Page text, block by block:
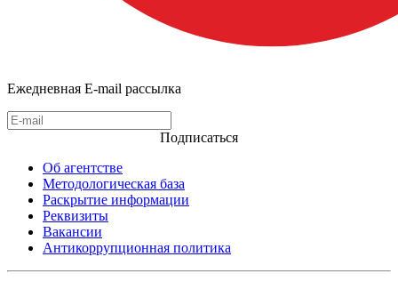
Ежедневная E-mail рассылка
Подписаться
Об агентстве
Методологическая база
Раскрытие информации
Реквизиты
Вакансии
Антикоррупционная политика